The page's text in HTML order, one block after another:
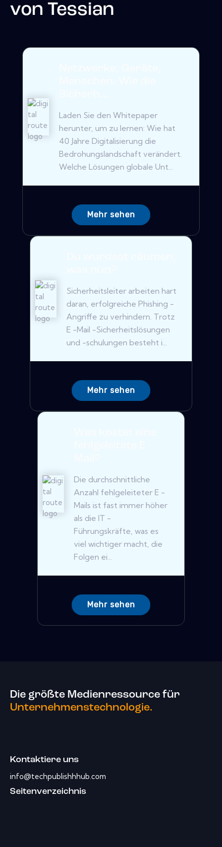
von Tessian
Laden Sie den Whitepaper
herunter, um zu lernen: Wie hat
40 Jahre Digitalisierung die
Bedrohungslandschaft verändert.
Welche Lösungen globale Unt...
Mehr sehen
Sicherheitsleiter arbeiten hart
daran, erfolgreiche Phishing -
Angriffe zu verhindern. Trotz
E -Mail -Sicherheitslösungen
und -schulungen besteht i...
Mehr sehen
Die durchschnittliche
Anzahl fehlgeleiteter E -
Mails ist fast immer höher
als die IT -
Führungskräfte, was es
viel wichtiger macht, die
Folgen ei...
Mehr sehen
Die größte Medienressource für
Unternehmenstechnologie.
Kontaktiere uns
info@techpublishhhub.com
Seitenverzeichnis